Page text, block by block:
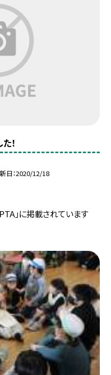
！
日 2020/12/18
」に掲載されています